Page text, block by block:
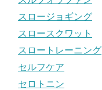
スロージョギング
スロースクワット
スロートレーニング
セルフケア
セロトニン